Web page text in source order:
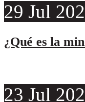
29 Jul
¿Qué es la
23 Jul